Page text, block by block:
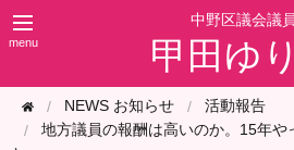
甲田ゆ
NEWS お知らせ
活動報告
地方議員の報酬は高いのか。15年や